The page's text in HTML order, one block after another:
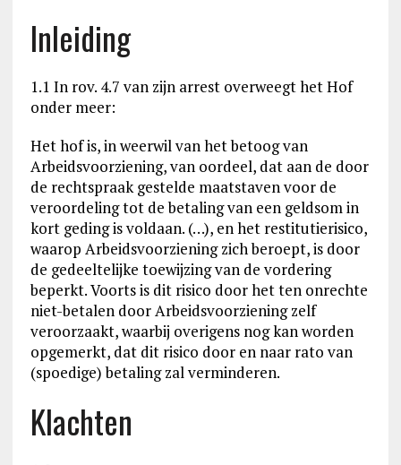
Inleiding
1.1 In rov. 4.7 van zijn arrest overweegt het Hof
onder meer:
Het hof is, in weerwil van het betoog van
Arbeidsvoorziening, van oordeel, dat aan de door
de rechtspraak gestelde maatstaven voor de
veroordeling tot de betaling van een geldsom in
kort geding is voldaan. (…), en het restitutierisico,
waarop Arbeidsvoorziening zich beroept, is door
de gedeeltelijke toewijzing van de vordering
beperkt. Voorts is dit risico door het ten onrechte
niet-betalen door Arbeidsvoorziening zelf
veroorzaakt, waarbij overigens nog kan worden
opgemerkt, dat dit risico door en naar rato van
(spoedige) betaling zal verminderen.
Klachten